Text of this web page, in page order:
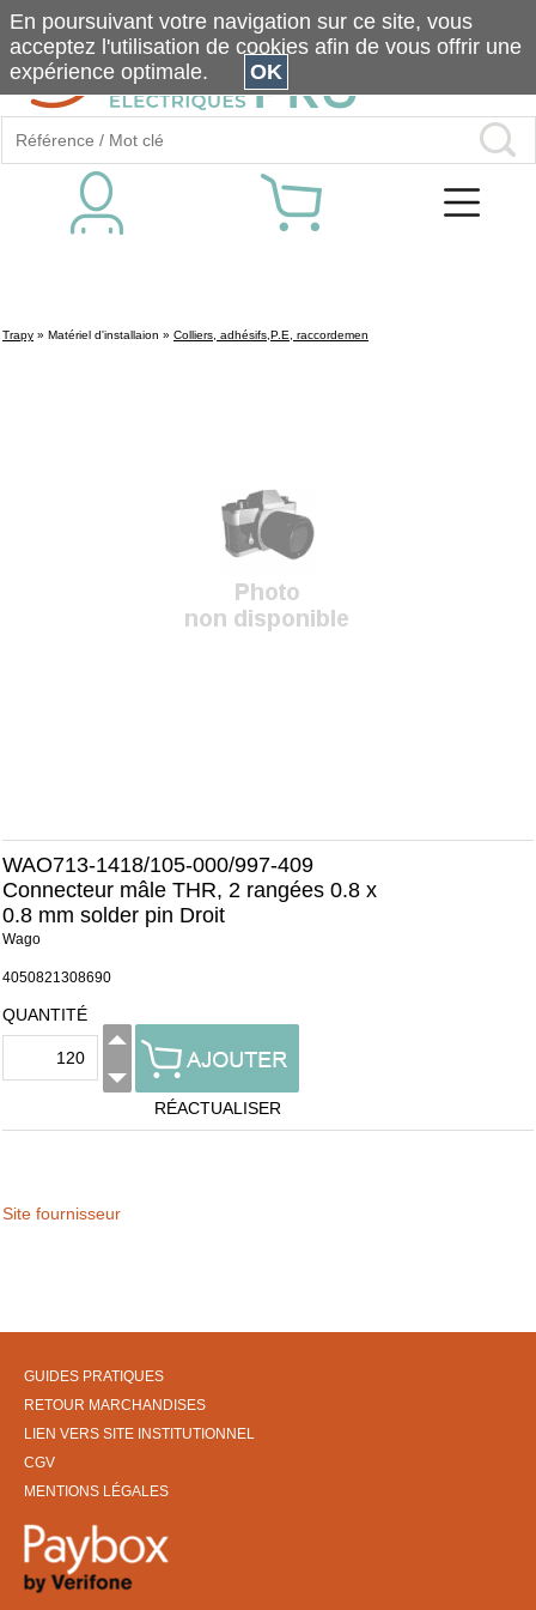
Trapy » Matériel d'installaion » Colliers, adhésifs,P.E, raccordemen
WAO713-1418/105-000/997-409
Connecteur mâle THR, 2 rangées 0.8 x
0.8 mm solder pin Droit
Wago
4050821308690
QUANTITÉ
RÉACTUALISER
Site fournisseur
GUIDES PRATIQUES
RETOUR MARCHANDISES
LIEN VERS SITE INSTITUTIONNEL
CGV
MENTIONS LÉGALES
En poursuivant votre navigation sur ce site, vous
acceptez l'utilisation de cookies afin de vous offrir une
expérience optimale.
OK